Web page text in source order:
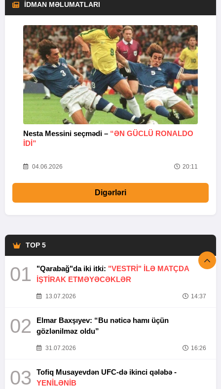
İDMAN MƏLUMATLARI
Nesta Messini seçmədi – “ƏN GÜCLÜ RONALDO
IDI”
04.06.2026 20:11
Digərləri
TOP 5
01 "Qarabağ"da iki itki: "VESTRİ" İLƏ MATÇDA
İŞTİRAK ETMƏYƏCƏKLƏR
13.07.2026 14:37
02
Elmar Baxşıyev: “Bu nəticə hamı üçün
gözlənilməz oldu”
31.07.2026 16:26
03
Tofiq Musayevdən UFC-də ikinci qələbə -
YENİLƏNİB